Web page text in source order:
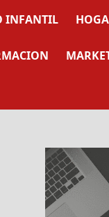
INFANTIL